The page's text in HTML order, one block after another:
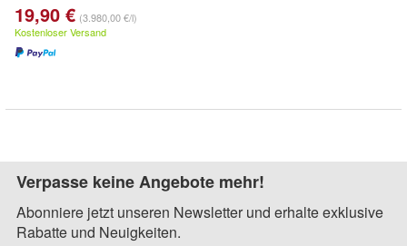
19,90 € (3.980,00 €/l)
Kostenloser Versand
Verpasse keine Angebote mehr!
Abonniere jetzt unseren Newsletter und erhalte exklusive
Rabatte und Neuigkeiten.